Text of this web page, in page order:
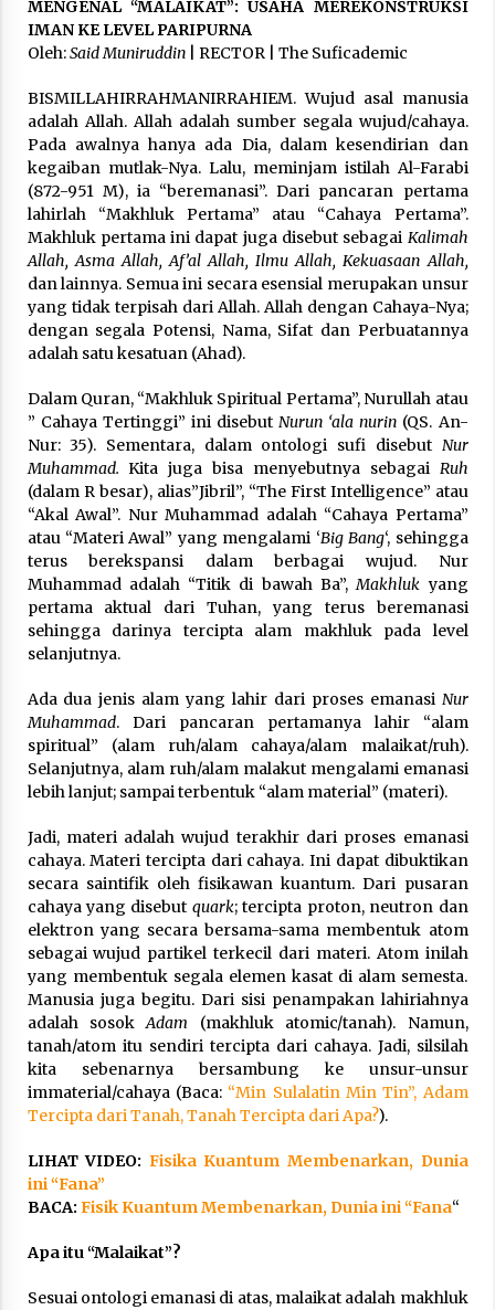
3 months ago
Takut Mati
Said Muniruddin Latih Mental dan Spiritual 80
Siswa YPHC
3 months ago
Said Muniruddin Beri Pelatihan dan Motivasi
untuk 179 Guru Diniyah Disdikbud Kota Banda
Aceh
4 months ago
4 months ago
Eksistensi Iran dalam Tiga Ayat: Memahami
Aliansi Yahudi dan Kristen dalam Dinamika
Nubuwwat
4 months ago
MENGENAL “MALAIKAT”: USAHA MEREKONSTRUKSI
IMAN KE LEVEL PARIPURNA
Oleh:Said Muniruddin| RECTOR | The Suficademic
BISMILLAHIRRAHMANIRRAHIEM. Wujud asal manusia
adalah Allah. Allah adalah sumber segala wujud/cahaya.
Pada awalnya hanya ada Dia, dalam kesendirian dan
kegaiban mutlak-Nya. Lalu, meminjam istilah Al-Farabi
(872-951 M), ia “beremanasi”. Dari pancaran pertama
lahirlah “Makhluk Pertama” atau “Cahaya Pertama”.
Makhluk pertama ini dapat juga disebut sebagai Kalimah
Allah, Asma Allah, Af’al Allah, Ilmu Allah, Kekuasaan Allah,
dan lainnya. Semua ini secara esensial merupakan unsur
yang tidak terpisah dari Allah. Allah dengan Cahaya-Nya;
dengan segala Potensi, Nama, Sifat dan Perbuatannya
adalah satu kesatuan (Ahad).
Dalam Quran, “Makhluk Spiritual Pertama”, Nurullah atau
” Cahaya Tertinggi” ini disebutNurun ‘ala nurin (QS. An-
Nur: 35). Sementara, dalam ontologi sufi disebut Nur
Muhammad. Kita juga bisa menyebutnya sebagai Ruh
(dalam R besar), alias”Jibril”, “The First Intelligence” atau
“Akal Awal”. Nur Muhammad adalah “Cahaya Pertama”
atau “Materi Awal” yang mengalami ‘Big Bang‘, sehingga
terus berekspansi dalam berbagai wujud. Nur
Muhammad adalah “Titik di bawah Ba”,Makhlukyang
pertama aktual dari Tuhan, yang terus beremanasi
sehingga darinya tercipta alam makhluk pada level
selanjutnya.
Ada dua jenis alam yang lahir dari proses emanasi Nur
Muhammad. Dari pancaran pertamanya lahir “alam
spiritual” (alam ruh/alam cahaya/alam malaikat/ruh).
Selanjutnya, alam ruh/alam malakut mengalami emanasi
lebih lanjut; sampai terbentuk “alam material” (materi).
Jadi, materi adalah wujud terakhir dari proses emanasi
cahaya. Materi tercipta dari cahaya. Ini dapat dibuktikan
secara saintifik oleh fisikawan kuantum. Dari pusaran
cahaya yang disebut quark; tercipta proton, neutron dan
elektron yang secara bersama-sama membentuk atom
sebagai wujud partikel terkecil dari materi. Atom inilah
yang membentuk segala elemen kasat di alam semesta.
Manusia juga begitu. Dari sisi penampakan lahiriahnya
adalah sosokAdam (makhluk atomic/tanah). Namun,
tanah/atom itu sendiri tercipta dari cahaya. Jadi, silsilah
kita sebenarnya bersambung ke unsur-unsur
immaterial/cahaya (Baca: “Min Sulalatin Min Tin”, Adam
Tercipta dari Tanah, Tanah Tercipta dari Apa?).
LIHAT VIDEO: Fisika Kuantum Membenarkan, Dunia
ini “Fana”
BACA: Fisik Kuantum Membenarkan, Dunia ini “Fana“
Apa itu “Malaikat”?
Sesuai ontologi emanasi di atas, malaikat adalah makhluk